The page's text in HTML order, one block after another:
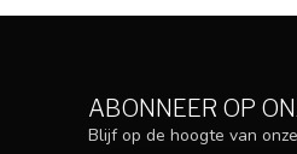
ABONNEER OP
Blijf op de hoogte van